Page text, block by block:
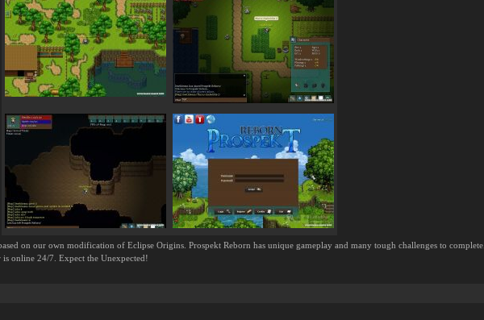
on our own modification of Eclipse Origins. Prospekt Reborn has unique gameplay and many tough challenges to complete.
online 24/7. Expect the Unexpected!